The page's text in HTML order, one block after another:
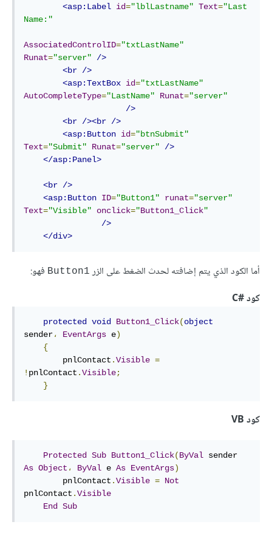
<asp:Label id="lblLastname" Text="Last
Name:"
AssociatedControlID="txtLastName"
Runat="server"
/>
<br />
<asp:TextBox id="txtLastName"
AutoCompleteType="LastName" Runat="server"
/>
<br /><br />
<asp:Button id="btnSubmit"
Text="Submit" Runat="server"
/>
</asp:Panel>
<br />
<asp:Button ID="Button1" runat="server"
Text="Visible" onclick="Button1_Click"
/>
</div>
أما الكود الذي يتم إضافته لحدث الضغط على الزر Button1 فهو:
كود#
C
protected void Button1_Click(object
sender، EventArgs e)
{
        pnlContact
.Visible =
! pnlContact .Visible;
}
كود VB
Protected Sub Button1_Click(ByVal
As Object ، ByVal e As EventArgs)
        pnlContact
.Visible = Not
pnlContact .Visible
End Sub